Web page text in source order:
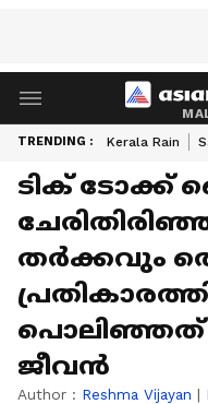
TRENDING : Kerala Rain
ടിക് ടോക്ക്
തർക്കവും
പൊലിഞ്ഞത്
ജീവൻ
Author : Reshma Vijayan |